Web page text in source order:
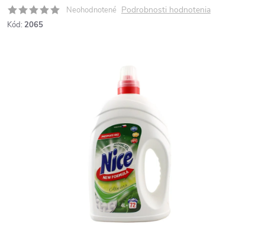
Neohodnotené Podrobnosti hodnotenia
Kód: 2065